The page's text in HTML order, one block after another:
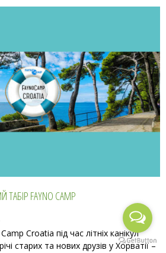
FAYNO CAMP
Croatia під час літніх канікул
старих та нових друзів у Хорватії –